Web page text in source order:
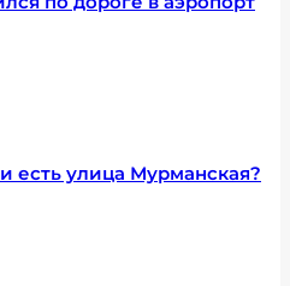
есть улица Мурманская?